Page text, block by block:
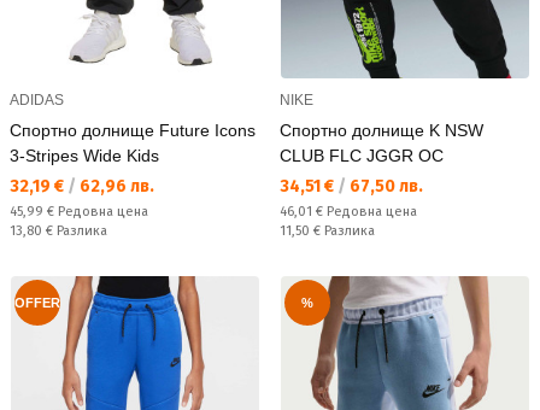
ADIDAS
Спортно долнище Future Icons
3-Stripes Wide Kids
Текуща цена:
32,19 € / 62,96 лв.
Редовна цена:
45,99 € Редовна цена
Спестявате:
13,80 € Разлика
NIKE
Спортно долнище K NSW
CLUB FLC JGGR OC
Текуща цена:
34,51 € / 67,50 лв.
Редовна цена:
46,01 € Редовна цена
Спестявате:
11,50 € Разлика
OFFER %